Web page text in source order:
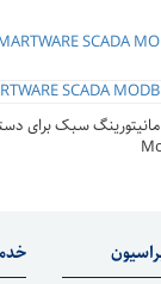
SCADA
سبک برای